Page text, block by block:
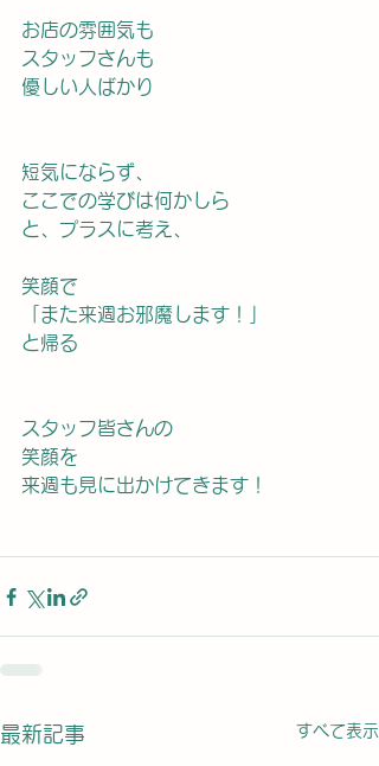
お店の雰囲気も
スタッフさんも
優しい人ばかり
短気にならず、
ここでの学びは何かしら
と、プラスに考え、
笑顔で
「また来週お邪魔します！」
と帰る
スタッフ皆さんの
笑顔を
来週も見に出かけてきます！
最新記事 すべて表示